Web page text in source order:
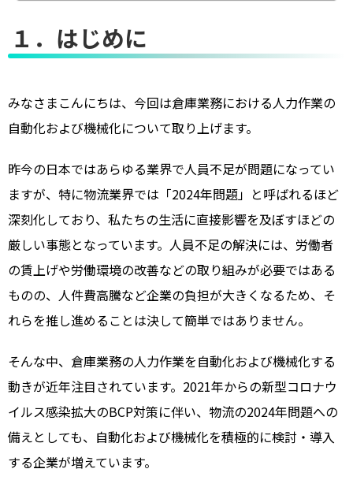
１．はじめに
みなさまこんにちは、今回は倉庫業務における人力作業の
自動化および機械化について取り上げます。
昨今の日本ではあらゆる業界で人員不足が問題になってい
ますが、特に物流業界では「2024年問題」と呼ばれるほど
深刻化しており、私たちの生活に直接影響を及ぼすほどの
厳しい事態となっています。人員不足の解決には、労働者
の賃上げや労働環境の改善などの取り組みが必要ではある
ものの、人件費高騰など企業の負担が大きくなるため、そ
れらを推し進めることは決して簡単ではありません。
そんな中、倉庫業務の人力作業を自動化および機械化する
動きが近年注目されています。2021年からの新型コロナウ
イルス感染拡大のBCP対策に伴い、物流の2024年問題への
備えとしても、自動化および機械化を積極的に検討・導入
する企業が増えています。